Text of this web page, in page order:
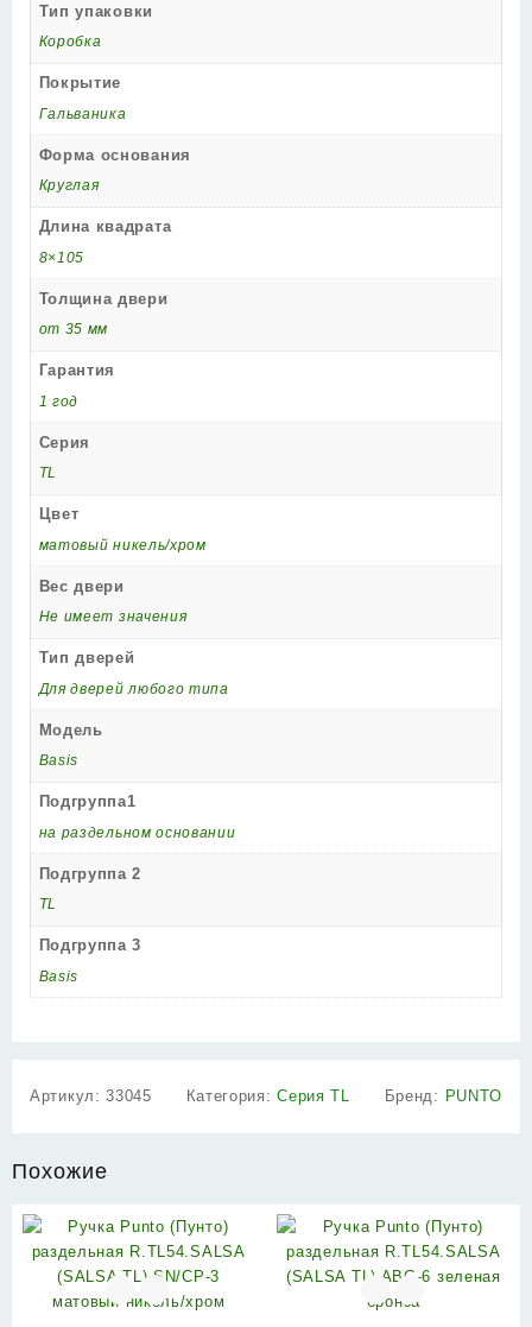
Тип упаковки
Коробка
Покрытие
Гальваника
Форма основания
Круглая
Длина квадрата
8×105
Толщина двери
от 35 мм
Гарантия
1 год
Серия
TL
Цвет
матовый никель/хром
Вес двери
Не имеет значения
Тип дверей
Для дверей любого типа
Модель
Basis
Подгруппа1
на раздельном основании
Подгруппа 2
TL
Подгруппа 3
Basis
Артикул:33045 Категория:Серия TL Бренд: PUNTO
Похожие